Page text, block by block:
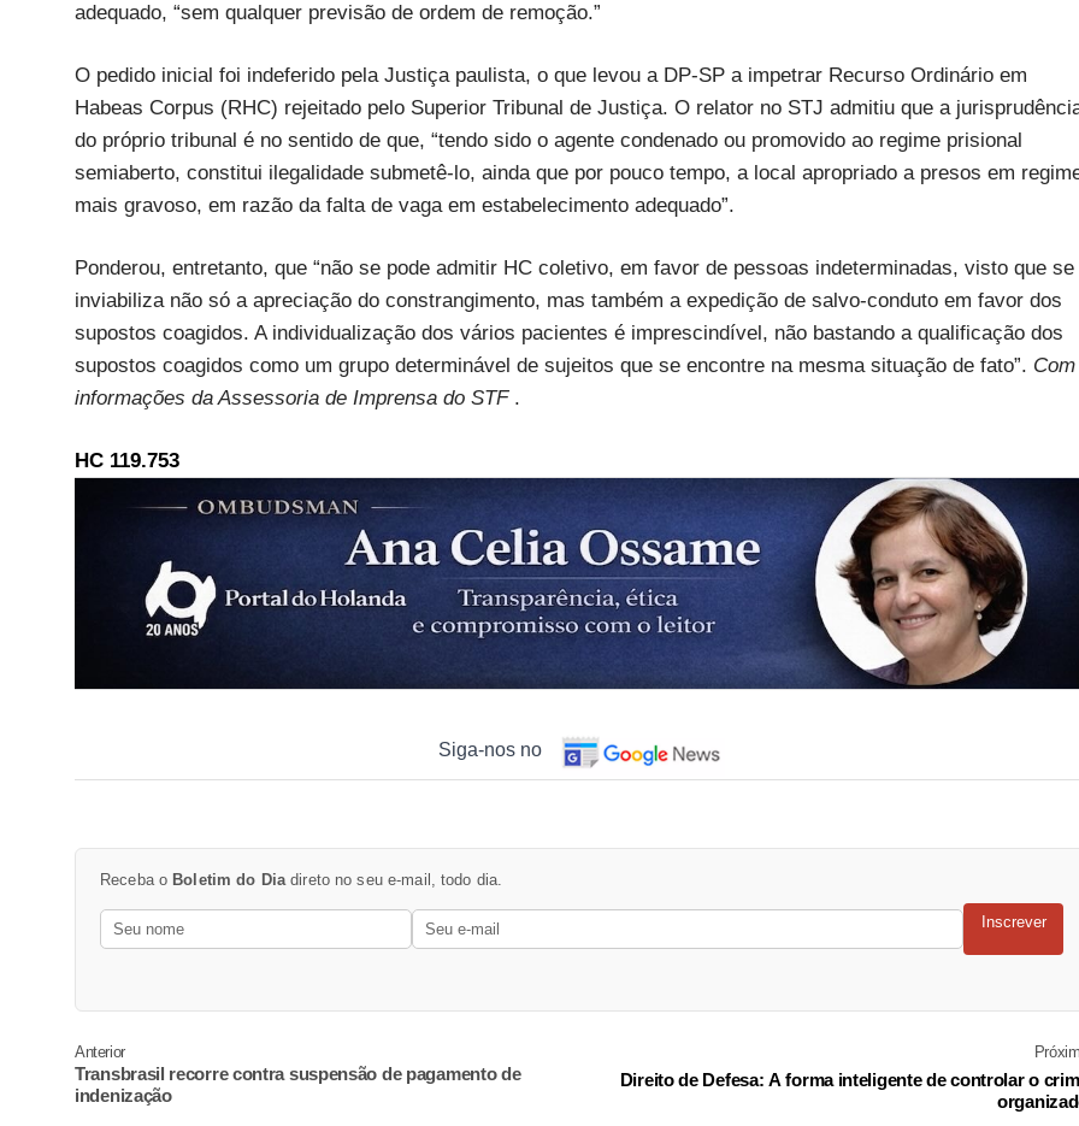
adequado, “sem qualquer previsão de ordem de remoção.”
O pedido inicial foi indeferido pela Justiça paulista, o que levou a DP-SP a impetrar Recurso Ordinário em
Habeas Corpus (RHC) rejeitado pelo Superior Tribunal de Justiça. O relator no STJ admitiu que a
do próprio tribunal é no sentido de que, “tendo sido o agente condenado ou promovido ao regime prisional
semiaberto, constitui ilegalidade submetê-lo, ainda que por pouco tempo, a local apropriado a presos em
mais gravoso, em razão da falta de vaga em estabelecimento adequado”.
Ponderou, entretanto, que “não se pode admitir HC coletivo, em favor de pessoas indeterminadas, visto que se
inviabiliza não só a apreciação do constrangimento, mas também a expedição de salvo-conduto em favor dos
supostos coagidos. A individualização dos vários pacientes é imprescindível, não bastando a qualificação dos
supostos coagidos como um grupo determinável de sujeitos que se encontre na mesma situação de fato”. Com
informações da Assessoria de Imprensa do STF .
HC 119.753
Siga-nos no
Receba o Boletim do Diadireto no seu e-mail, todo dia.
Inscrever
Anterior
Transbrasil recorre contra suspensão de pagamento de
indenização
Direito de Defesa: A forma inteligente de controlar o